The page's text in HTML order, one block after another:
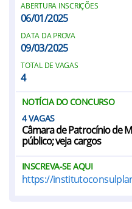
ABERTURA INSCRIÇÕES
06/01/2025
DATA DA PROVA
09/03/2025
TOTAL DE VAGAS
4
NOTÍCIA DO CONCURSO
4
Câmara de Patrocínio de
público; veja cargos
INSCREVA-SE AQUI
https://